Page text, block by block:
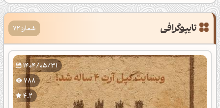
تایپوگرافی شمار: 72
1404/05/31
788
4.2